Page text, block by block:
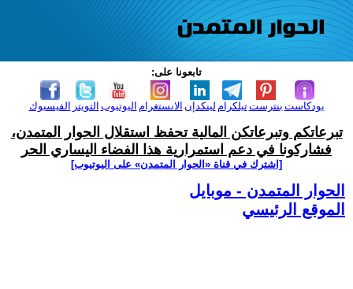
تابعونا على:
الفيسبوك التويتر اليوتيوب الانستغرام لينكدإن تيلكرامبنترست بودكاست
تبرعاتكم وتبرعاتكن المالية تحفظ استقلال الحوار المتمدن،
فشاركونا في دعم استمرارية هذا الفضاء اليساري الحر
[اشترك في قناة ‫«الحوار المتمدن» على اليوتيوب]
الحوار المتمدن - موبايل
الموقع الرئيسي